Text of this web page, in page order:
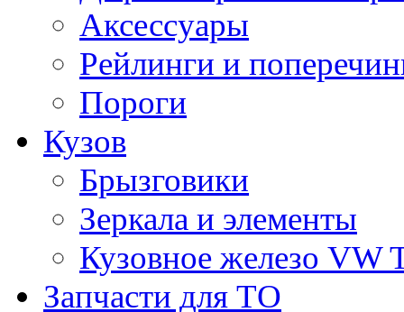
Аксессуары
Рейлинги и
Пороги
Кузов
Брызговики
Зеркала и элементы
Кузовное железо VW
Запчасти для ТО